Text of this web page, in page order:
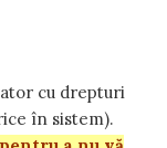
cu drepturi
în sistem).